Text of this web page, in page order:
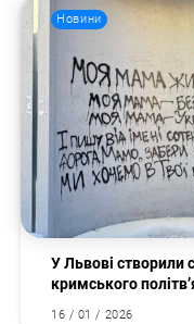
Пошук за
Новини
У Львові створили
кримського
16 / 01 / 2026